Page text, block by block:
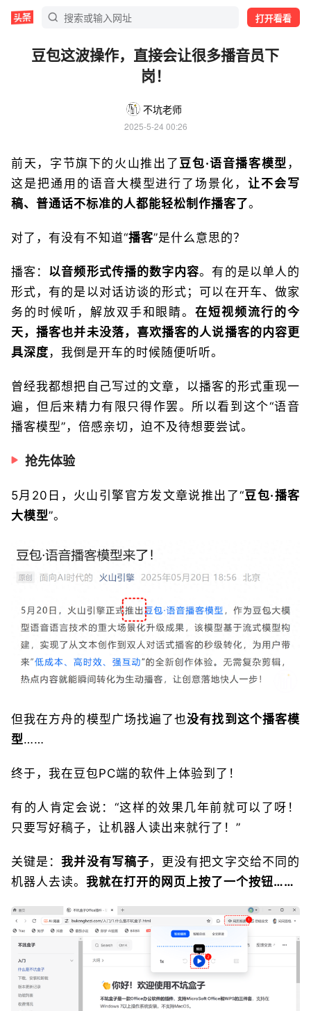
打开看看
豆包这波操作，直接会让很多播音员下
岗！
不坑老师
2025-5-24 00:26
前天，字节旗下的火山推出了 豆包·语音播客模型 ，
这是把通用的语音大模型进行了场景化，让不会写
稿、普通话不标准的人都能轻松制作播客了。
对了，有没有不知道“播客”是什么意思的？
播客： 以音频形式传播的数字内容。有的是以单人的
形式，有的是以对话访谈的形式；可以在开车、做家
务的时候听，解放双手和眼睛。在短视频流行的今
天，播客也并未没落，喜欢播客的人说播客的内容更
具深度 ，我倒是开车的时候随便听听。
曾经我都想把自己写过的文章，以播客的形式重现一
遍，但后来精力有限只得作罢。所以看到这个“语音
播客模型”，倍感亲切，迫不及待想要尝试。
抢先体验
5月20日，火山引擎官方发文章说推出了“豆包·播客
大模型”。
但我在方舟的模型广场找遍了也没有找到这个播客模
型……
终于，我在豆包PC端的软件上体验到了！
有的人肯定会说：“这样的效果几年前就可以了呀！
只要写好稿子，让机器人读出来就行了！”
关键是：我并没有写稿子 ，更没有把文字交给不同的
机器人去读。 我就在打开的网页上按了一个按钮……